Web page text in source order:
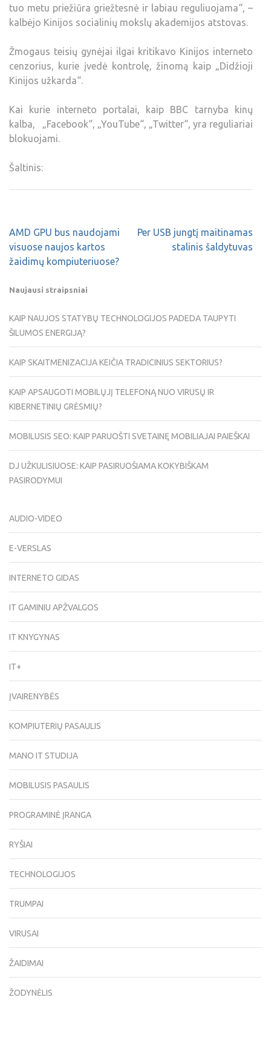
tuo metu priežiūra griežtesnė ir labiau reguliuojama“, –
kalbėjo Kinijos socialinių mokslų akademijos atstovas.
Žmogaus teisių gynėjai ilgai kritikavo Kinijos interneto
cenzorius, kurie įvedė kontrolę, žinomą kaip „Didžioji
Kinijos užkarda“.
Kai kurie interneto portalai, kaip BBC tarnyba kinų
kalba, „Facebook“, „YouTube“, „Twitter“, yra reguliariai
blokuojami.
Šaltinis:
AMD GPU bus naudojami
visuose naujos kartos
žaidimų kompiuteriuose?
Per USB jungtį maitinamas
stalinis šaldytuvas
Naujausi straipsniai
KAIP NAUJOS STATYBŲ TECHNOLOGIJOS PADEDA TAUPYTI
ŠILUMOS ENERGIJĄ?
KAIP SKAITMENIZACIJA KEIČIA TRADICINIUS SEKTORIUS?
KAIP APSAUGOTI MOBILŲJĮ TELEFONĄ NUO VIRUSŲ IR
KIBERNETINIŲ GRĖSMIŲ?
MOBILUSIS SEO: KAIP PARUOŠTI SVETAINĘ MOBILIAJAI PAIEŠKAI
DJ UŽKULISIUOSE: KAIP PASIRUOŠIAMA KOKYBIŠKAM
PASIRODYMUI
AUDIO-VIDEO
E-VERSLAS
INTERNETO GIDAS
IT GAMINIU APŽVALGOS
IT KNYGYNAS
IT+
ĮVAIRENYBĖS
KOMPIUTERIŲ PASAULIS
MANO IT STUDIJA
MOBILUSIS PASAULIS
PROGRAMINĖ ĮRANGA
RYŠIAI
TECHNOLOGIJOS
TRUMPAI
VIRUSAI
ŽAIDIMAI
ŽODYNĖLIS